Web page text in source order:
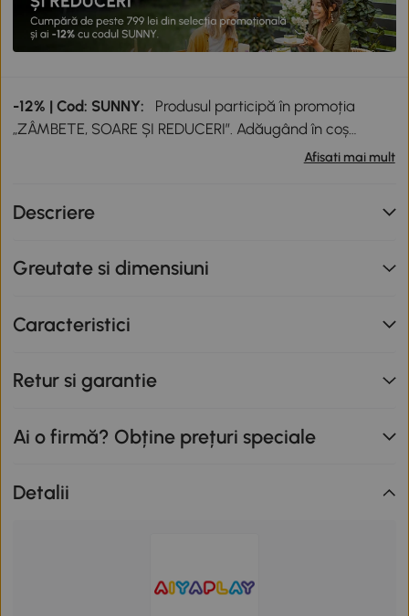
-12% | Cod: SUNNY:
Produsul participă în promoția
„ZÂMBETE, SOARE ȘI REDUCERI”. Adăugând în coș
produse participante în valoare totală de peste 799 lei,
valabilă până la data de 12.08.2026.
Afisati mai mult
Descriere
Greutate si dimensiuni
Caracteristici
Retur si garantie
Ai o firmă? Obține prețuri speciale
Detalii